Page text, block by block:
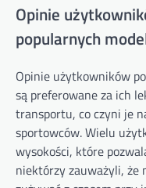
Opinie
popularnych
Opinie użytkowników
są preferowane za ich
transportu, co czyni je
sportowców. Wielu
wysokości, które
niektórzy zauważyli, że